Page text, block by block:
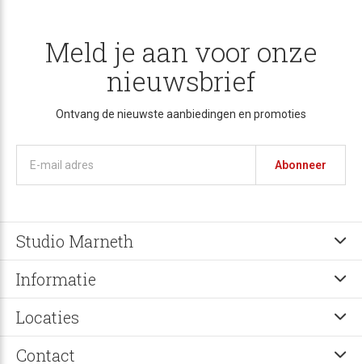
Meld je aan voor onze
nieuwsbrief
Ontvang de nieuwste aanbiedingen en promoties
Abonneer
Studio Marneth
Informatie
Locaties
Contact